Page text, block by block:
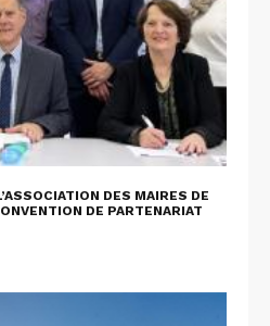
DES MAIRES DE
DE PARTENARIAT